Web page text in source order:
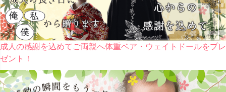
成人の感謝を込めてご両親へ体重ベア・ウェイトドールをプレ
ゼント！